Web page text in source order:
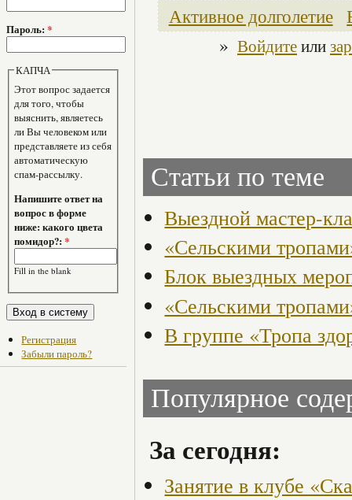
Пароль: *
КАПЧА
Этот вопрос задается
для того, чтобы
выяснить, являетесь
ли Вы человеком или
представляете из себя
автоматическую
спам-рассылку.
Напишите ответ на
вопрос в форме
ниже: какого цвета
помидор?:*
Fill in the blank
Регистрация
Забыли пароль?
Активное долголетие
» Войдитеили
Статьи по теме
Выездной мастер-
«Сельскими
Блок выездных
«Сельскими
В группе «Тропа
Популярное
За сегодня:
Занятие в клубе